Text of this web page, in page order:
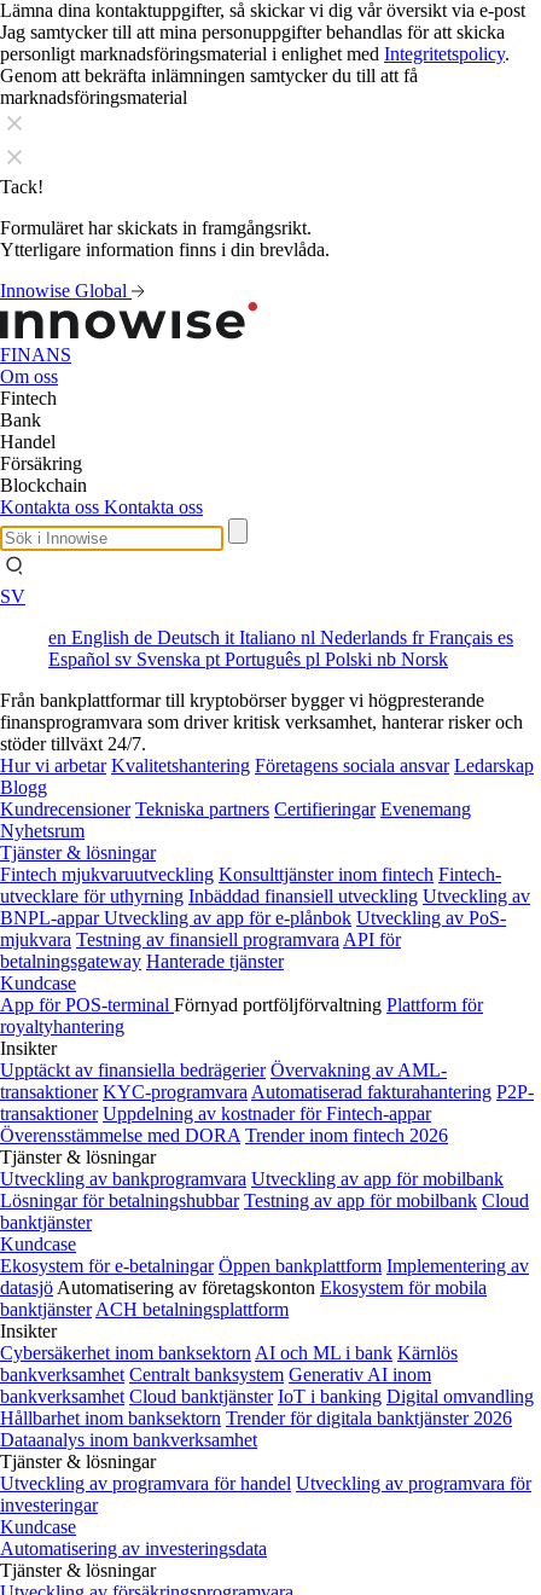
Lämna dina kontaktuppgifter, så skickar vi dig vår översikt via e-post
Jag samtycker till att mina personuppgifter behandlas för att skicka
personligt marknadsföringsmaterial i enlighet med Integritetspolicy.
Genom att bekräfta inlämningen samtycker du till att få
marknadsföringsmaterial
Tack!
Formuläret har skickats in framgångsrikt.
Ytterligare information finns i din brevlåda.
Innowise Global
FINANS
Om oss
Fintech
Bank
Handel
Försäkring
Blockchain
Kontakta oss Kontakta oss
SV
en English de Deutsch it Italiano nl Nederlands frFrançais es
Español sv Svenska pt Português pl Polski nb Norsk
Från bankplattformar till kryptobörser bygger vi högpresterande
finansprogramvara som driver kritisk verksamhet, hanterar risker och
stöder tillväxt 24/7.
Hur vi arbetar Kvalitetshantering Företagens sociala ansvar Ledarskap
Blogg
Kundrecensioner Tekniska partners Certifieringar Evenemang
Nyhetsrum
Tjänster & lösningar
Fintech mjukvaruutveckling Konsulttjänster inom fintech Fintech-
utvecklare för uthyrning Inbäddad finansiell utveckling Utveckling av
BNPL-apparUtveckling av app för e-plånbok Utveckling av PoS-
mjukvara Testning av finansiell programvara API för
betalningsgateway Hanterade tjänster
Kundcase
App för POS-terminal Förnyad portföljförvaltning Plattform för
royaltyhantering
Insikter
Upptäckt av finansiella bedrägerier Övervakning av AML-
transaktioner KYC-programvara Automatiserad fakturahantering P2P-
transaktioner Uppdelning av kostnader för Fintech-appar
Överensstämmelse med DORA Trender inom fintech 2026
Tjänster & lösningar
Utveckling av bankprogramvara Utveckling av app för mobilbank
Lösningar för betalningshubbar Testning av app för mobilbank Cloud
banktjänster
Kundcase
Ekosystem för e-betalningar Öppen bankplattform Implementering av
datasjö Automatisering av företagskonton Ekosystem för mobila
banktjänster ACH betalningsplattform
Insikter
Cybersäkerhet inom banksektorn AI och ML i bank Kärnlös
bankverksamhet Centralt banksystem Generativ AI inom
bankverksamhet Cloud banktjänster IoT i banking Digital omvandling
Hållbarhet inom banksektorn Trender för digitala banktjänster 2026
Dataanalys inom bankverksamhet
Tjänster & lösningar
Utveckling av programvara för handel Utveckling av programvara för
investeringar
Kundcase
Automatisering av investeringsdata
Tjänster & lösningar